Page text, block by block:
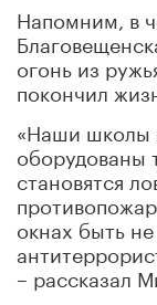
Напомним, в
огонь из
покончил
«Наши школы
оборудованы
становятся
окнах быть
– рассказал